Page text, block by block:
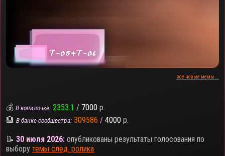
все новые мемы...
💰В копилочке: 2353.1 / 7000 р.
🏦В банке сообщества: 309586 / 4000 р.
📝30 июля 2026: опубликованы результаты голосования по
выборутемы след. ролика